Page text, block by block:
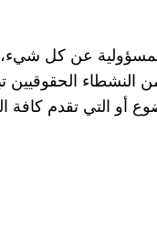
عن كل شيء،
من النشطاء
أو التي تقدم